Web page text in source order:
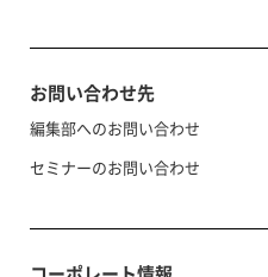
お問い合わせ先
編集部へのお問い合わせ
セミナーのお問い合わせ